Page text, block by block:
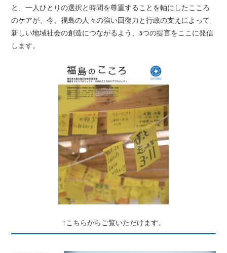
と、一人ひとりの選択と時間を尊重することを軸にしたこころ
のケアが、今、福島の人々の強い回復力と行政の支えによって
新しい地域社会の創造につながるよう、3つの提言をここに発信
します。
↑こちらからご覧いただけます。